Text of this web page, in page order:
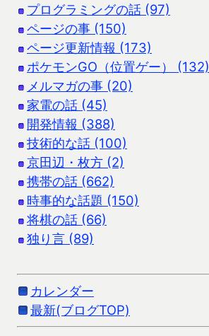
プログラミングの話 (97)
ページの事 (150)
ページ更新情報 (173)
ポケモンGO（位置ゲー） (132)
メルマガの事 (20)
家電の話 (45)
開発情報 (388)
技術的な話 (100)
京田辺・枚方 (2)
携帯の話 (662)
時事的な話題 (150)
将棋の話 (66)
独り言 (89)
カレンダー
最新(ブログTOP)